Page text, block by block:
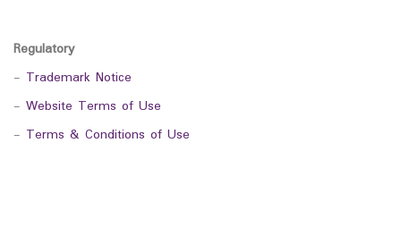
Regulatory
- Trademark Notice
- Website Terms of Use
- Terms & Conditions of Use